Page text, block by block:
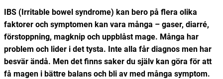
IBS (Irritable bowel syndrome) kan bero på flera olika
faktorer och symptomen kan vara många – gaser, diarré,
förstoppning, magknip och uppblåst mage. Många har
problem och lider i det tysta. Inte alla får diagnos men har
besvär ändå. Men det finns saker du själv kan göra för att
få magen i bättre balans och bli av med många symptom.